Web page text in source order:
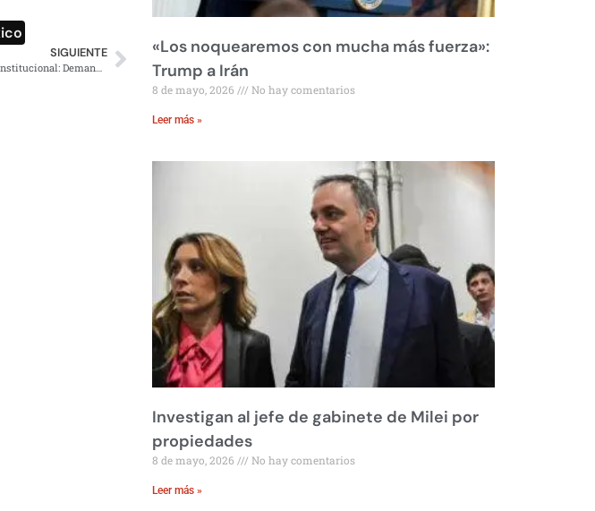
SIGUIENTE
«Los noquearemos con mucha más fuerza»:
Trump a Irán
8 de mayo, 2026 No hay comentarios
Leer más »
Investigan al jefe de gabinete de Milei por
propiedades
8 de mayo, 2026 No hay comentarios
Leer más »